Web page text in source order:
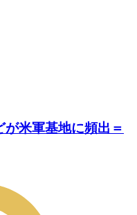
米軍基地に頻出＝